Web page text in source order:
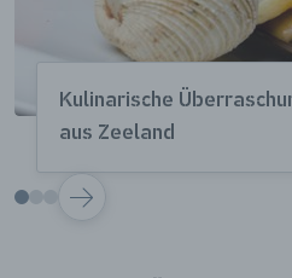
Kulinarische
aus Zeeland
VOLGENDE